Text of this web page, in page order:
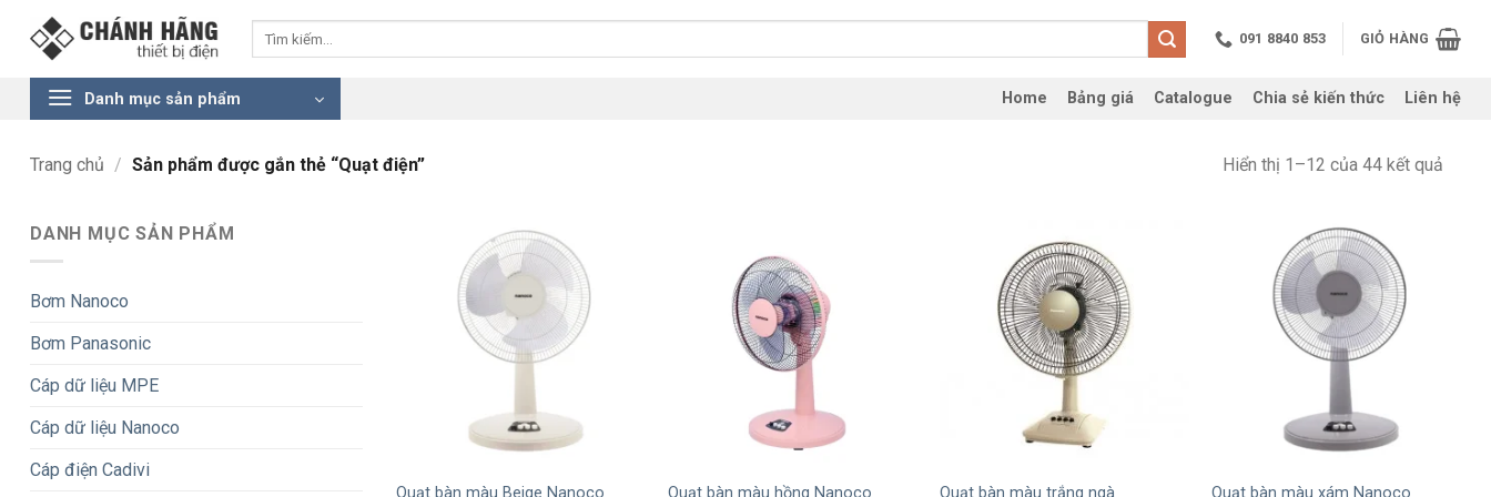
091 8840 853 GIỎ HÀNG
Danh mục sản phẩm Home Bảng giá Catalogue Chia sẻ kiến thức Liên hệ
Trang chủ / Sản phẩm được gắn thẻ “Quạt điện” Hiển thị 1–12 của 44 kết quả
DANH MỤC SẢN PHẨM
Bơm Nanoco
Bơm Panasonic
Cáp dữ liệu MPE
Cáp dữ liệu Nanoco
Cáp điện Cadivi